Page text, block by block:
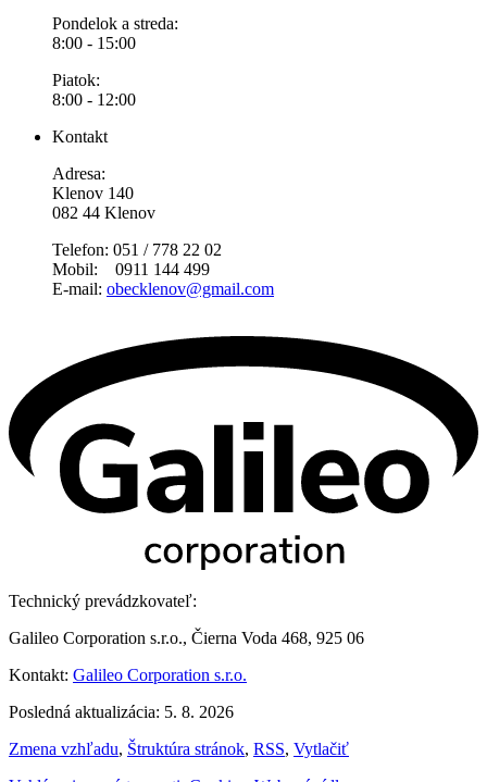
Pondelok a streda:
8:00 - 15:00
Piatok:
8:00 - 12:00
Kontakt
Adresa:
Klenov 140
082 44 Klenov
Telefon: 051 / 778 22 02
Mobil: 0911 144 499
E-mail: obecklenov@gmail.com
Technický prevádzkovateľ:
Galileo Corporation s.r.o., Čierna Voda 468, 925 06
Kontakt: Galileo Corporation s.r.o.
Posledná aktualizácia: 5. 8. 2026
Zmena vzhľadu, Štruktúra stránok, RSS, Vytlačiť